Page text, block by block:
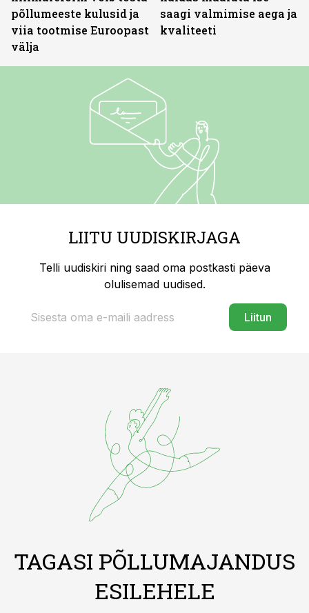
põllumeeste kulusid ja
viia tootmise Euroopast
välja
saagi valmimise aega ja
kvaliteeti
LIITU UUDISKIRJAGA
Telli uudiskiri ning saad oma postkasti päeva
olulisemad uudised.
Liitun
TAGASI PÕLLUMAJANDUS
ESILEHELE